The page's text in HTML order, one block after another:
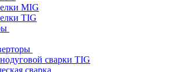
MIG
TIG
сварки TIG
сварка